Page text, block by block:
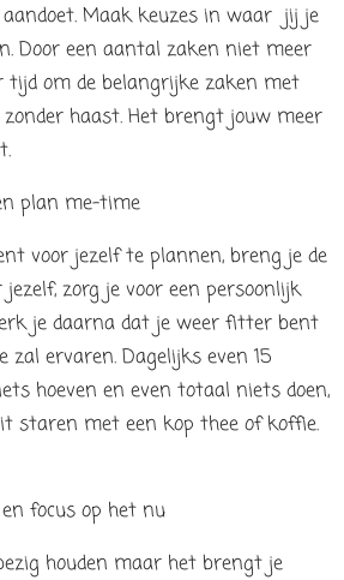
Maak keuzes in waar jij je
Door een aantal zaken niet meer
tijd om de belangrijke zaken met
haast. Het brengt jouw meer
plan me-time
voor jezelf te plannen, breng je de
zorg je voor een persoonlijk
je daarna dat je weer fitter bent
ervaren. Dagelijks even 15
hoeven en even totaal niets doen,
staren met een kop thee of koffie.
focus op het nu
houden maar het brengt je